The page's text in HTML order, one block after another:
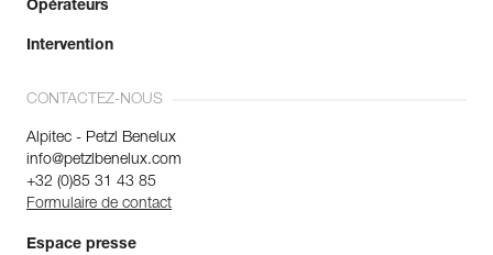
Opérateurs
Intervention
CONTACTEZ-NOUS
Alpitec - Petzl Benelux
info@petzlbenelux.com
+32 (0)85 31 43 85
Formulaire de contact
Espace presse